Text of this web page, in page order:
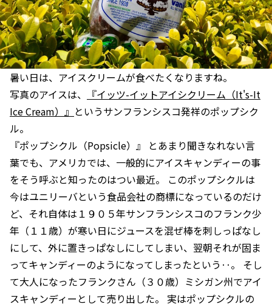
暑い日は、アイスクリームが食べたくなりますね。
写真のアイスは、
『イッツ-イットアイシクリーム（It's-It
Ice Cream）』 というサンフランシスコ発祥のポップシク
ル。
『ポップシクル（Popsicle）』 とあまり聞きなれない言
葉でも、アメリカでは、一般的にアイスキャンディーの事
をそう呼ぶと知ったのはつい最近。 このポップシクルは
今はユニリーバという食品会社の商標になっているのだけ
ど、それ自体は１９０５年サンフランシスコのフランク少
年（１１歳）が寒い日にジュースを混ぜ棒を刺しっぱなし
にして、外に置きっぱなしにしてしまい、翌朝それが固ま
ってキャンディーのようになってしまったという‥。 そし
て大人になったフランクさん（３０歳）ミシガン州でアイ
スキャンディーとして売り出した。 実はポップシクルの